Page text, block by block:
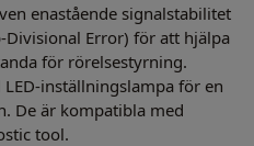
enastående signalstabilitet
Divisional Error) för att hjälpa
för rörelsestyrning.
inställningslampa för en
De är kompatibla med
tool.